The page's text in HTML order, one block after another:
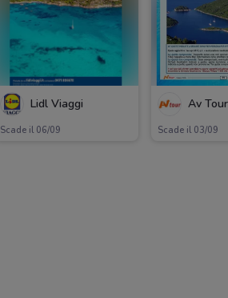
Lidl Viaggi
Scade il 06/09
Av Tour
Scade il 03/09